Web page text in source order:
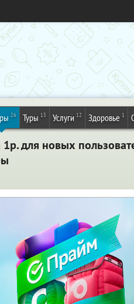
26 Туры 13 Услуги 12 Здоровье 1
для новых